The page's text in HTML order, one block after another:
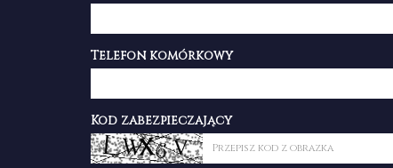
Telefon komórkowy
Kod zabezpieczający